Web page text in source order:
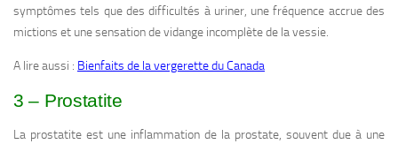
symptômes tels que des difficultés à uriner, une fréquence accrue des
mictions et une sensation de vidange incomplète de la vessie.
A lire aussi : Bienfaits de la vergerette du Canada
3 – Prostatite
La prostatite est une inflammation de la prostate, souvent due à une